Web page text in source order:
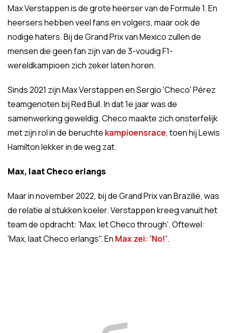
Max Verstappen is de grote heerser van de Formule 1. En
heersers hebben veel fans en volgers, maar ook de
nodige haters. Bij de Grand Prix van Mexico zullen de
mensen die geen fan zijn van de 3-voudig F1-
wereldkampioen zich zeker laten horen.
Sinds 2021 zijn Max Verstappen en Sergio 'Checo' Pérez
teamgenoten bij Red Bull. In dat 1e jaar was de
samenwerking geweldig. Checo maakte zich onsterfelijk
met zijn rol in de beruchte kampioensrace, toen hij Lewis
Hamilton lekker in de weg zat.
Max, laat Checo erlangs
Maar in november 2022, bij de Grand Prix van Brazilië, was
de relatie al stukken koeler. Verstappen kreeg vanuit het
team de opdracht: 'Max, let Checo through'. Oftewel:
'Max, laat Checo erlangs". En Max zei: 'No!'.